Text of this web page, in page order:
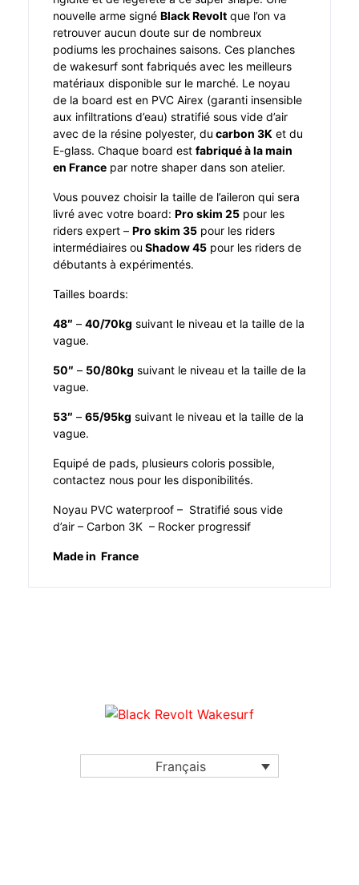
nouvelle arme signé Black Revolt que l’on va
retrouver aucun doute sur de nombreux
podiums les prochaines saisons. Ces planches
de wakesurf sont fabriqués avec les meilleurs
matériaux disponible sur le marché. Le noyau
de la board est en PVC Airex (garanti insensible
aux infiltrations d’eau) stratifié sous vide d’air
avec de la résine polyester, du carbon 3K et du
E-glass. Chaque board est fabriqué à la main
en France par notre shaper dans son atelier.
Vous pouvez choisir la taille de l’aileron qui sera
livré avec votre board: Pro skim 25 pour les
riders expert – Pro skim 35 pour les riders
intermédiaires ou Shadow 45 pour les riders de
débutants à expérimentés.
Tailles boards:
48″ – 40/70kg suivant le niveau et la taille de la
vague.
50″ – 50/80kg suivant le niveau et la taille de la
vague.
53″ – 65/95kg suivant le niveau et la taille de la
vague.
Equipé de pads, plusieurs coloris possible,
contactez nous pour les disponibilités.
Noyau PVC waterproof – Stratifié sous vide
d’air – Carbon 3K – Rocker progressif
Made in France
Français